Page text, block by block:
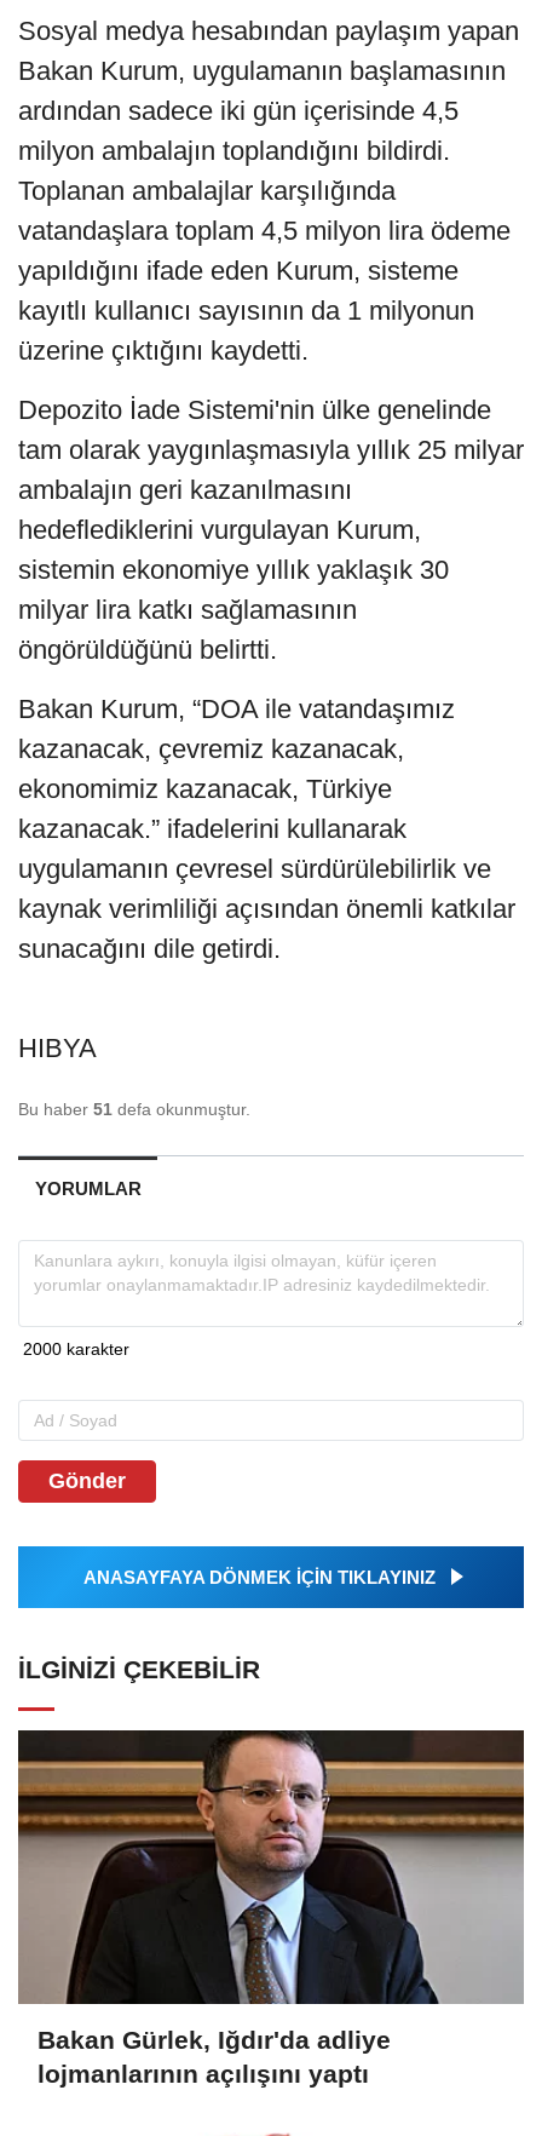
Sosyal medya hesabından paylaşım yapan
Bakan Kurum, uygulamanın başlamasının
ardından sadece iki gün içerisinde 4,5
milyon ambalajın toplandığını bildirdi.
Toplanan ambalajlar karşılığında
vatandaşlara toplam 4,5 milyon lira ödeme
yapıldığını ifade eden Kurum, sisteme
kayıtlı kullanıcı sayısının da 1 milyonun
üzerine çıktığını kaydetti.
Depozito İade Sistemi'nin ülke genelinde
tam olarak yaygınlaşmasıyla yıllık 25 milyar
ambalajın geri kazanılmasını
hedeflediklerini vurgulayan Kurum,
sistemin ekonomiye yıllık yaklaşık 30
milyar lira katkı sağlamasının
öngörüldüğünü belirtti.
Bakan Kurum, “DOA ile vatandaşımız
kazanacak, çevremiz kazanacak,
ekonomimiz kazanacak, Türkiye
kazanacak.” ifadelerini kullanarak
uygulamanın çevresel sürdürülebilirlik ve
kaynak verimliliği açısından önemli katkılar
sunacağını dile getirdi.
HIBYA
Bu haber 51 defa okunmuştur.
YORUMLAR
Gönder
ANASAYFAYA DÖNMEK İÇİN TIKLAYINIZ
İLGINIZI ÇEKEBILIR
Bakan Gürlek, Iğdır'da adliye
lojmanlarının açılışını yaptı